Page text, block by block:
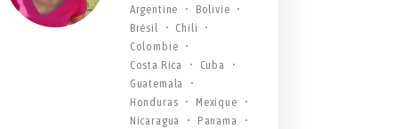
Argentine
Bolivie
Brésil
Chili
Colombie
Costa Rica
Cuba
Guatemala
Honduras
Mexique
Nicaragua
Panama